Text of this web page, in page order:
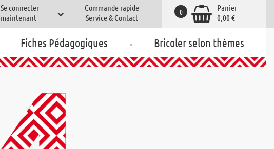
Se connecter
maintenant
Commande rapide
Service & Contact
Panier
0,00 €
0
Fiches Pédagogiques . Bricoler selon thèmes